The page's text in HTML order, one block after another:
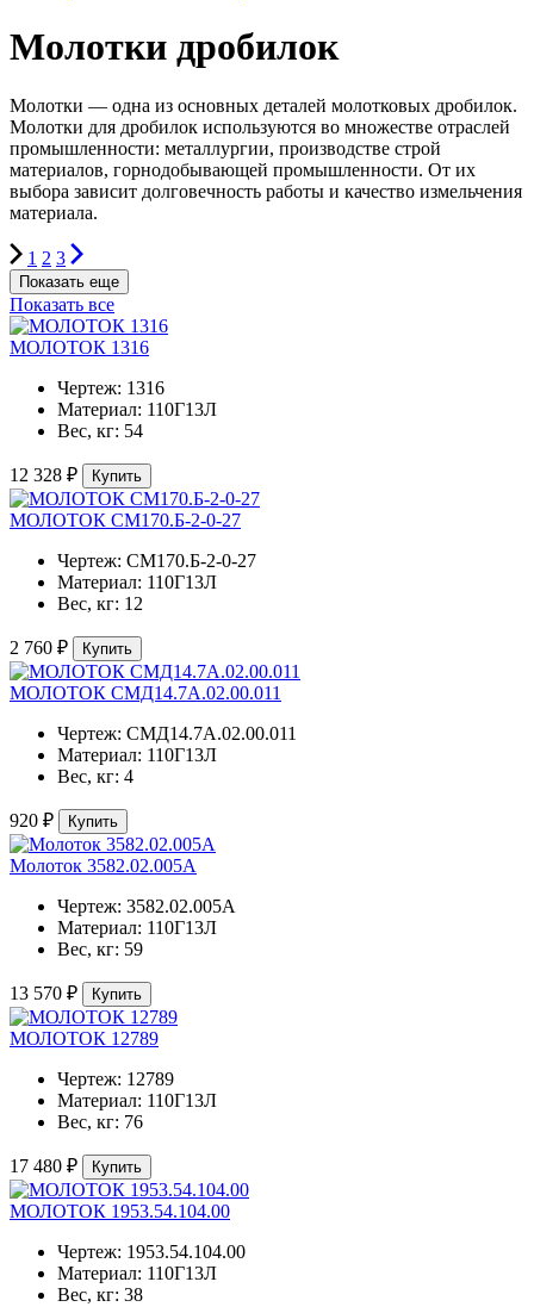
Молотки дробилок
Молотки — одна из основных деталей молотковых дробилок.
Молотки для дробилок используются во множестве отраслей
промышленности: металлургии, производстве строй
материалов, горнодобывающей промышленности. От их
выбора зависит долговечность работы и качество измельчения
материала.
1 2 3
Показать еще
Показать все
МОЛОТОК 1316
Чертеж: 1316
Материал: 110Г13Л
Вес, кг: 54
12 328 ₽ Купить
МОЛОТОК СМ170.Б-2-0-27
Чертеж: СМ170.Б-2-0-27
Материал: 110Г13Л
Вес, кг: 12
2 760 ₽ Купить
МОЛОТОК СМД14.7А.02.00.011
Чертеж: СМД14.7А.02.00.011
Материал: 110Г13Л
Вес, кг: 4
920 ₽ Купить
Молоток 3582.02.005А
Чертеж: 3582.02.005А
Материал: 110Г13Л
Вес, кг: 59
13 570 ₽ Купить
МОЛОТОК 12789
Чертеж: 12789
Материал: 110Г13Л
Вес, кг: 76
17 480 ₽ Купить
МОЛОТОК 1953.54.104.00
Чертеж: 1953.54.104.00
Материал: 110Г13Л
Вес, кг: 38